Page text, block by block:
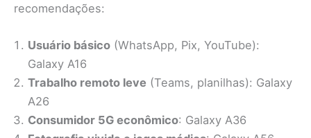
recomendações:
Usuário básico (WhatsApp, Pix, YouTube):
Galaxy A16
Trabalho remoto leve (Teams, planilhas): Galaxy
A26
Consumidor 5G econômico: Galaxy A36